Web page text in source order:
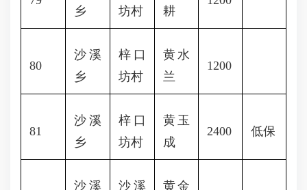
乡
坊村
耕
80
沙溪
乡
梓口
坊村
黄水
兰
1200
81
沙溪
乡
梓口
坊村
黄玉
成
2400 低保
沙溪
沙溪
黄金